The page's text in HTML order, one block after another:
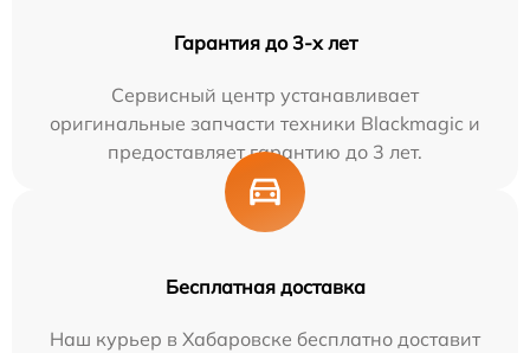
Гарантия до 3-х лет
Сервисный центр устанавливает
оригинальные запчасти техники Blackmagic и
предоставляет гарантию до 3 лет.
Бесплатная доставка
Наш курьер в Хабаровске бесплатно доставит